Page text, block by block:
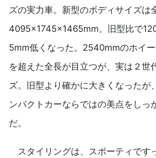
ズの実力車。新型のボディサイズは
4095×1745×1465mm。旧型比で
5mm低くなった。2540mmのホイ
を超えた全長が目立つが、実は２世
ズ。旧型より確かに大きくなったが
ンパクトカーならではの美点をしっ
だ。
スタイリングは、スポーティです